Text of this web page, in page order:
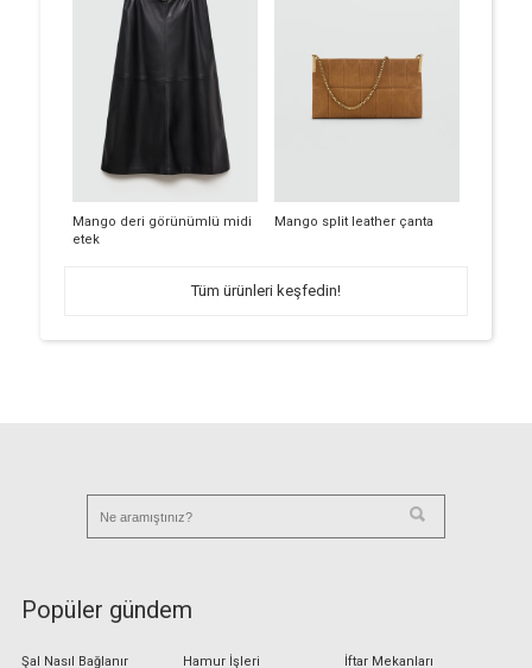
Mango deri görünümlü midi
etek
Mango split leather çanta
Tüm ürünleri keşfedin!
Popüler gündem
Şal Nasıl Bağlanır Hamur İşleri İftar Mekanları